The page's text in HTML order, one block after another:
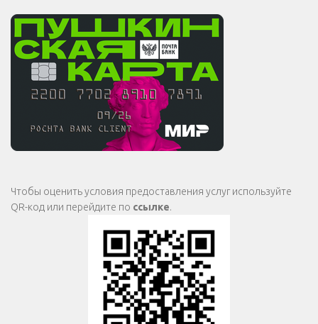
Чтобы оценить условия предоставления услуг используйте
QR-код или перейдите по ссылке.